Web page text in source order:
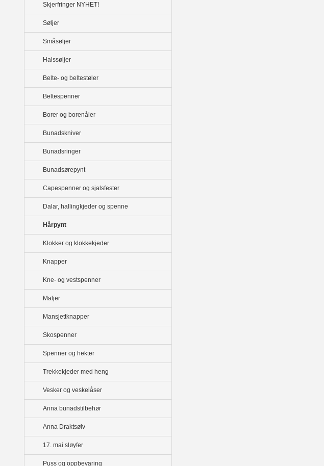
Skjerfringer NYHET!
Søljer
Småsøljer
Halssøljer
Belte- og beltestøler
Beltespenner
Borer og borenåler
Bunadskniver
Bunadsringer
Bunadsørepynt
Capespenner og sjalsfester
Dalar, hallingkjeder og spenne
Hårpynt
Klokker og klokkekjeder
Knapper
Kne- og vestspenner
Maljer
Mansjettknapper
Skospenner
Spenner og hekter
Trekkekjeder med heng
Vesker og veskelåser
Anna bunadstilbehør
Anna Draktsølv
17. mai sløyfer
Puss og oppbevaring